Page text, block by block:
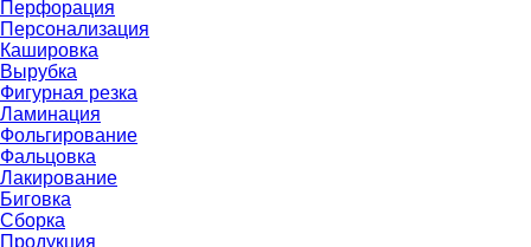
Перфорация
Персонализация
Кашировка
Вырубка
Фигурная резка
Ламинация
Фольгирование
Фальцовка
Лакирование
Биговка
Сборка
Продукция